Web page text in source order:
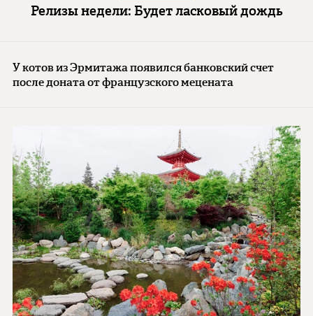
Релизы недели: Будет ласковый дождь
У котов из Эрмитажа появился банковский счет
после доната от французского мецената